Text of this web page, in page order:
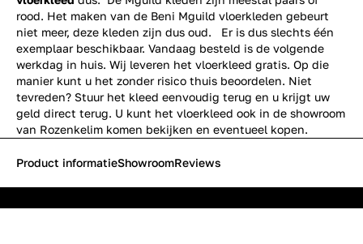
rood. Het maken van de Beni Mguild vloerkleden gebeurt
niet meer, deze kleden zijn dus oud. Er is dus slechts één
exemplaar beschikbaar. Vandaag besteld is de volgende
werkdag in huis. Wij leveren het vloerkleed gratis. Op die
manier kunt u het zonder risico thuis beoordelen. Niet
tevreden? Stuur het kleed eenvoudig terug en u krijgt uw
geld direct terug. U kunt het vloerkleed ook in de showroom
van Rozenkelim komen bekijken en eventueel kopen.
Product informatieShowroomReviews